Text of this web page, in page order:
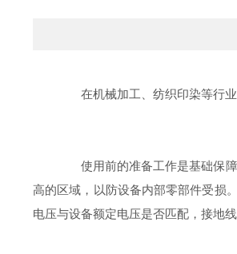
在机械加工、纺织印染等行业
使用前的准备工作是基础保障
高的区域，以防设备内部零部件受损
电压与设备额定电压是否匹配，接地